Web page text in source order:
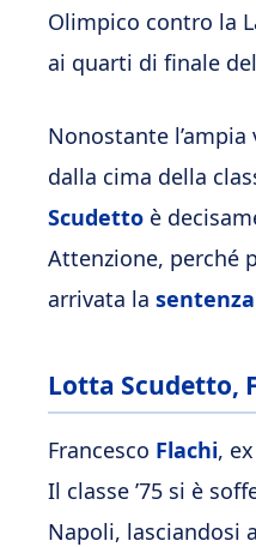
Olimpico contro la
ai quarti di finale
Nonostante
dalla cima della
Scudetto è
Attenzione, perché
arrivata la sentenza
Lotta Scudetto,
Francesco Flachi,
Il classe ’75 si è
Napoli, lasciandosi